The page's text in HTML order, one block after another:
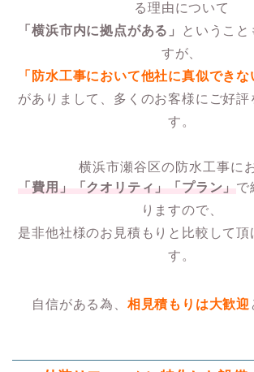
る理由について
「横浜市内に拠点がある」
というこ
すが、
「 防水工事において他社に真似できな
がありまして、多くのお客様にご好評
す。
横浜市瀬谷区の防水工事に
「費用」「クオリティ」「プラン」 で
りますので、
是非他社様のお見積もりと比較して
す。
自信がある為、 相見積もりは大歓迎